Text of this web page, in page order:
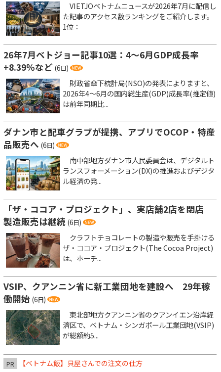
VIETJOベトナムニュースが2026年7月に配信し
た記事のアクセス数ランキングをご紹介します。
1位：
26年7月ベトジョー記事10選：4～6月GDP成長率
+8.39％など (6日)
財政省傘下統計局(NSO)の発表によりますと、
2026年4～6月の国内総生産(GDP)成長率(推定値)
は前年同期比...
ダナン市と配車グラブが提携、アプリでOCOP・特産
品販売へ (6日)
南中部地方ダナン市人民委員会は、デジタルト
ランスフォーメーション(DX)の推進およびデジタ
ル経済の発...
「ザ・ココア・プロジェクト」、実店舗2店を閉店
製造販売は継続 (6日)
クラフトチョコレートの製造や販売を手掛ける
ザ・ココア・プロジェクト(The Cocoa Project)
は、ホーチ...
VSIP、クアンニン省に新工業団地を建設へ 29年稼
働開始 (6日)
東北部地方クアンニン省のクアンイエン沿岸経
済区で、ベトナム・シンガポール工業団地(VSIP)
が総額約5...
PR 【ベトナム飯】貝屋さんでの注文の仕方